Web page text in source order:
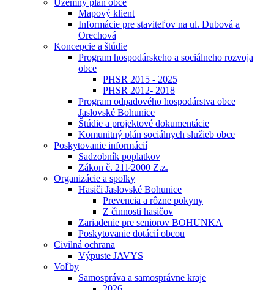
Územný plán obce
Mapový klient
Informácie pre staviteľov na ul. Dubová a
Orechová
Koncepcie a štúdie
Program hospodárskeho a sociálneho rozvoja
obce
PHSR 2015 - 2025
PHSR 2012- 2018
Program odpadového hospodárstva obce
Jaslovské Bohunice
Štúdie a projektové dokumentácie
Komunitný plán sociálnych služieb obce
Poskytovanie informácií
Sadzobník poplatkov
Zákon č. 211⁄2000 Z.z.
Organizácie a spolky
Hasiči Jaslovské Bohunice
Prevencia a rôzne pokyny
Z činnosti hasičov
Zariadenie pre seniorov BOHUNKA
Poskytovanie dotácií obcou
Civilná ochrana
Výpuste JAVYS
Voľby
Samospráva a samosprávne kraje